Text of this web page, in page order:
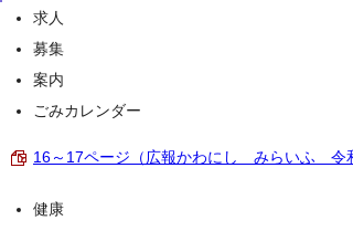
求人
募集
案内
ごみカレンダー
16～17ページ（広報かわにし みらいふ 令
健康